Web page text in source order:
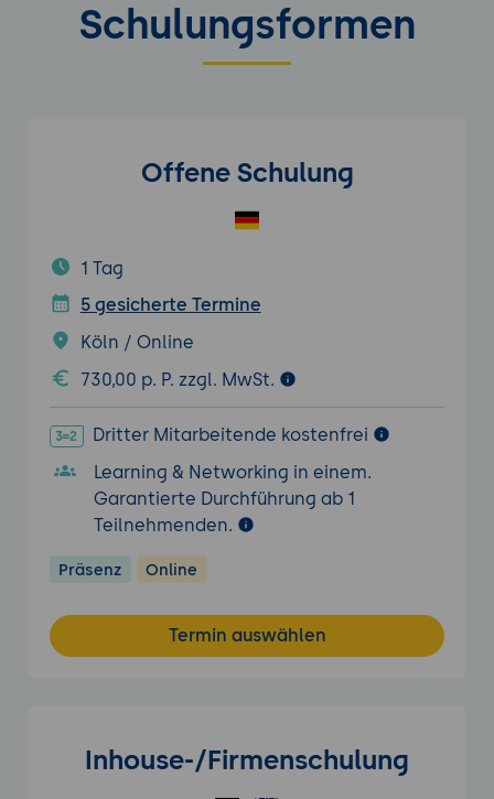
Schulungsformen
Offene Schulung
1 Tag
5 gesicherte Termine
Köln / Online
730,00 p. P. zzgl. MwSt.
Dritter Mitarbeitende kostenfrei
Learning & Networking in einem.
Garantierte Durchführung ab 1
Teilnehmenden.
Präsenz Online
Termin auswählen
Inhouse-/Firmenschulung